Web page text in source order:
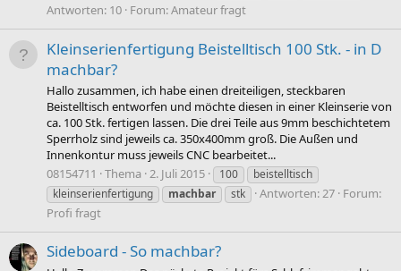
Antworten: 10 Forum:Amateur fragt
Kleinserienfertigung Beistelltisch 100 Stk. - in D
machbar?
Hallo zusammen, ich habe einen dreiteiligen, steckbaren
Beistelltisch entworfen und möchte diesen in einer Kleinserie von
ca. 100 Stk. fertigen lassen. Die drei Teile aus 9mm beschichtetem
Sperrholz sind jeweils ca. 350x400mm groß. Die Außen und
Innenkontur muss jeweils CNC bearbeitet...
08154711
Thema 2. Juli 2015 100
beistelltisch
kleinserienfertigung
machbar stk Antworten: 27 Forum:
Profi fragt
Sideboard - So machbar?